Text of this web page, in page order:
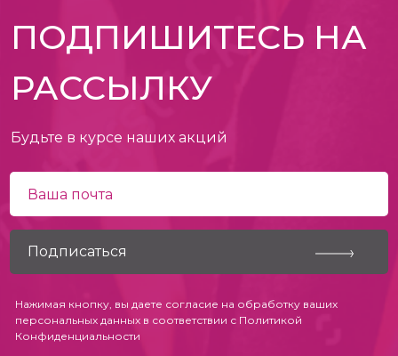
ПОДПИШИТЕСЬ НА
РАССЫЛКУ
Будьте в курсе наших акций
Нажимая кнопку, вы даете согласие на обработку ваших
персональных данных в соответствии с Политикой
Конфиденциальности